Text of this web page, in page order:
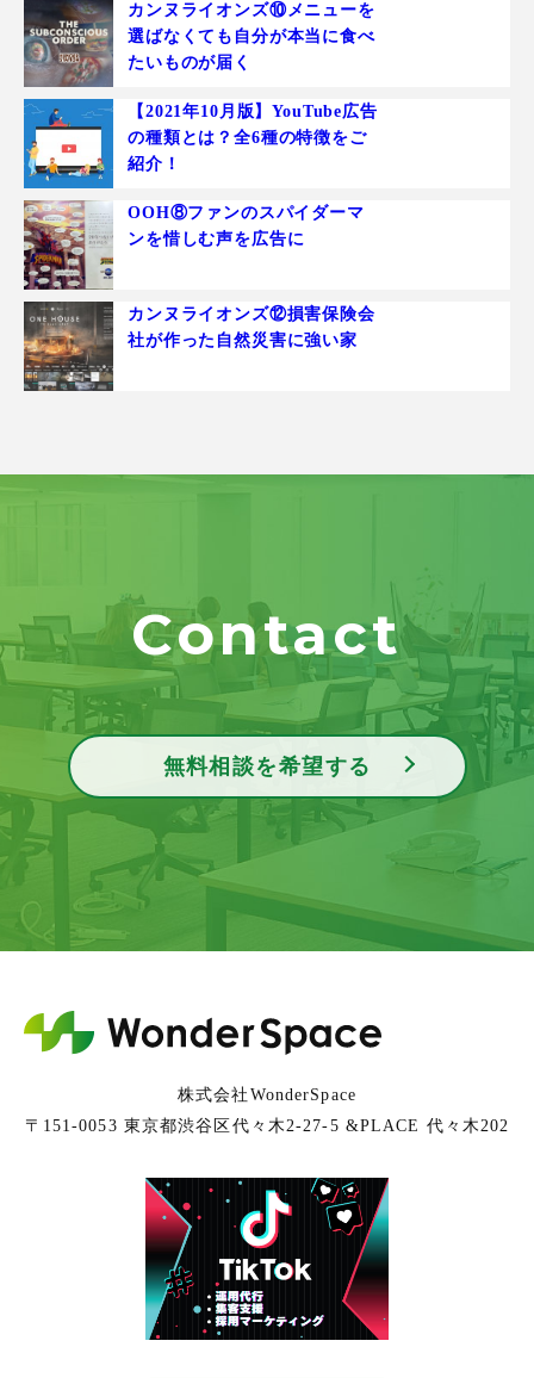
カンヌライオンズ⑩メニューを
選ばなくても自分が本当に食べ
たいものが届く
【2021年10月版】YouTube広告
の種類とは？全6種の特徴をご
紹介！
OOH⑧ファンのスパイダーマ
ンを惜しむ声を広告に
カンヌライオンズ⑫損害保険会
社が作った自然災害に強い家
Contact
無料相談を希望する
株式会社WonderSpace
〒151-0053 東京都渋谷区代々木2-27-5 &PLACE 代々木202